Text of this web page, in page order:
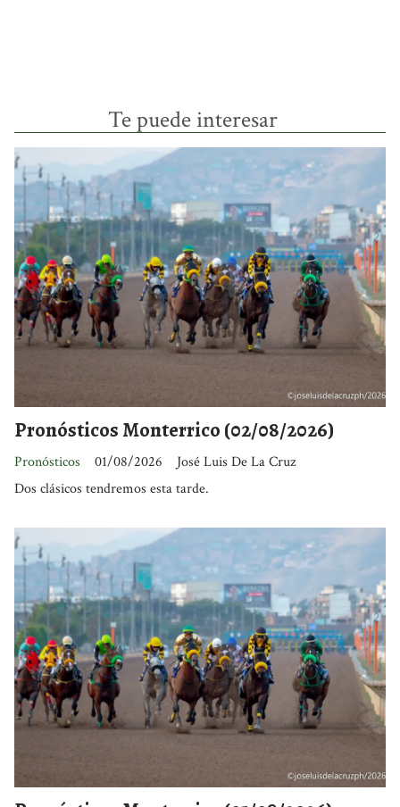
Te puede interesar
Pronósticos Monterrico (02/08/2026)
José Luis De La Cruz
Pronósticos
01/08/2026
Dos clásicos tendremos esta tarde.